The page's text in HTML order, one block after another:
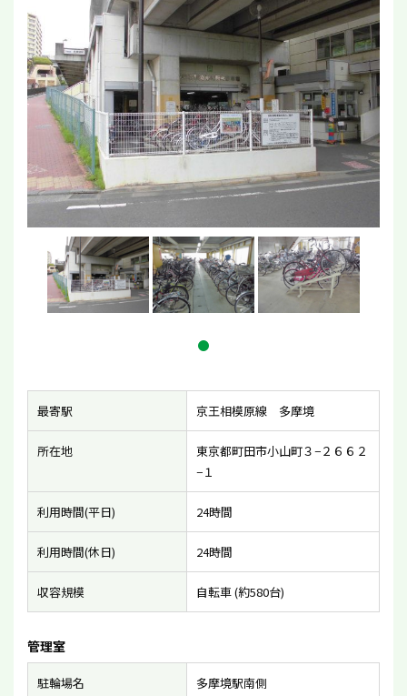
最寄駅 京王相模原線 多摩境
所在地
東京都町田市小山町３−２６６２
−１
利用時間(平日) 24時間
利用時間(休日) 24時間
収容規模 自転車 (約580台)
管理室
駐輪場名 多摩境駅南側